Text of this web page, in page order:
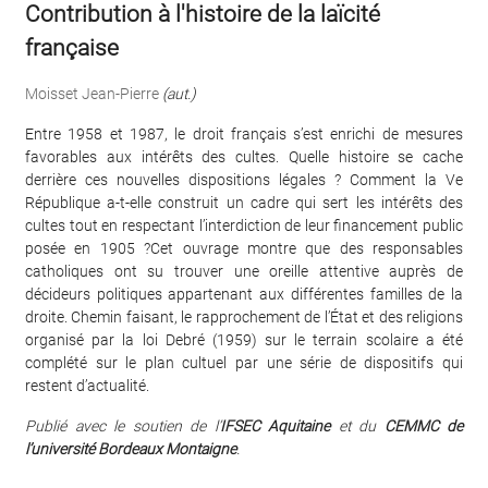
Contribution à l'histoire de la laïcité
française
Moisset Jean-Pierre (aut.)
Entre 1958 et 1987, le droit français s’est enrichi de mesures
favorables aux intérêts des cultes. Quelle histoire se cache
derrière ces nouvelles dispositions légales ? Comment la Ve
République a-t-elle construit un cadre qui sert les intérêts des
cultes tout en respectant l’interdiction de leur financement public
posée en 1905 ?Cet ouvrage montre que des responsables
catholiques ont su trouver une oreille attentive auprès de
décideurs politiques appartenant aux différentes familles de la
droite. Chemin faisant, le rapprochement de l’État et des religions
organisé par la loi Debré (1959) sur le terrain scolaire a été
complété sur le plan cultuel par une série de dispositifs qui
restent d’actualité.
Publié avec le soutien de l’IFSEC Aquitaineet du CEMMC de
l’université Bordeaux Montaigne.